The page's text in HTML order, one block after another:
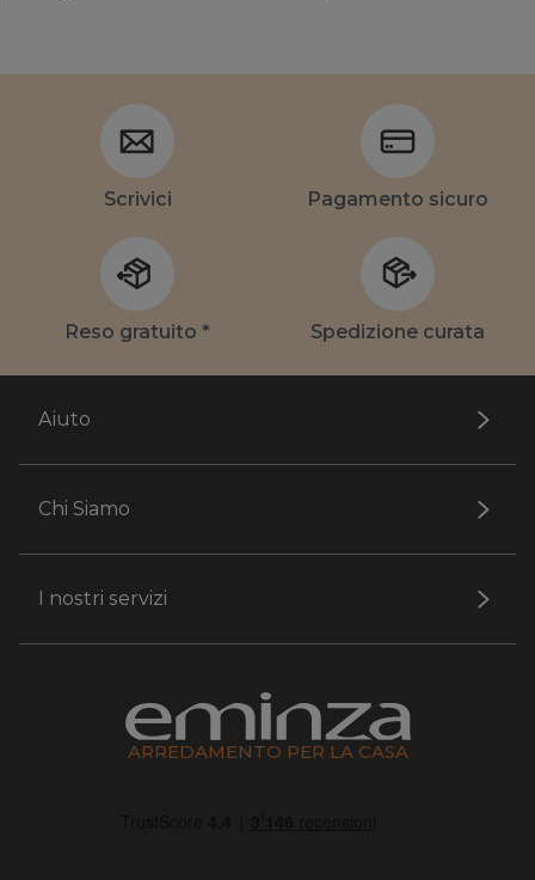
Scrivici Pagamento sicuro
Reso gratuito * Spedizione curata
Aiuto
Chi Siamo
I nostri servizi
ARREDAMENTO PER LA CASA